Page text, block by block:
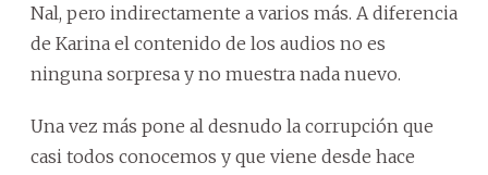
Nal, pero indirectamente a varios más. A diferencia
de Karina el contenido de los audios no es
ninguna sorpresa y no muestra nada nuevo.
Una vez más pone al desnudo la corrupción que
casi todos conocemos y que viene desde hace